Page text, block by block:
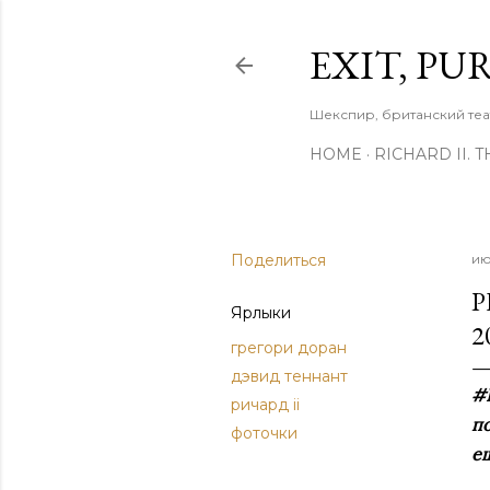
EXIT,
Шекспир, британский
HOME RICHARD II.
Поделиться
Ярлыки
грегори доран
дэвид теннант
ричард ii
фоточки